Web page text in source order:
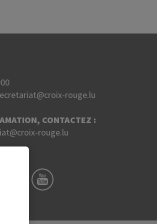
rouge.lu
CONTACTEZ :
rouge.lu